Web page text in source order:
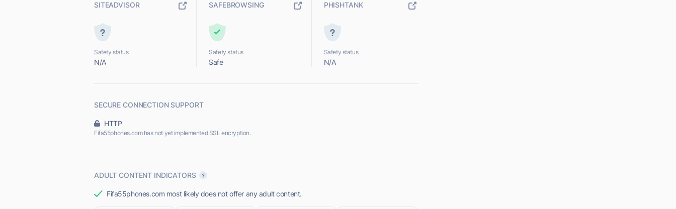
SITEADVISOR
Safety status
N/A
SAFEBROWSING
Safety status
Safe
PHISHTANK
Safety status
N/A
SECURE CONNECTION SUPPORT
HTTP
Fifa55phones.com has not yet implemented SSL encryption.
ADULT CONTENT INDICATORS
Fifa55phones.com most likely does not offer any adult content.